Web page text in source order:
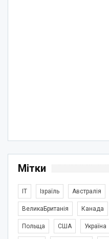
Мітки
IT Ізраїль Австралія
ВеликаБританія Канада
Польща США Україна